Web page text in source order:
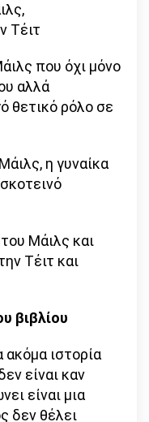
Τέιτ
που όχι μόνο
αλλά
θετικό ρόλο σε
η γυναίκα
Μάιλς και
Τέιτ και
βιβλίου
ακόμα ιστορία
είναι καν
είναι μια
δεν θέλει